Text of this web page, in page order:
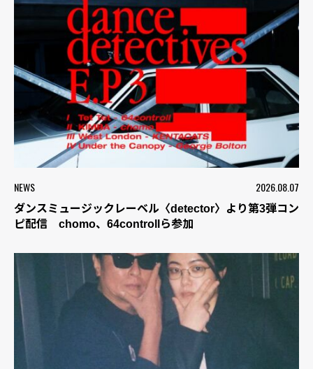
NEWS 2026.08.07
ダンスミュージックレーベル〈detector〉より第3弾コン
ピ配信 chomo、64controllら参加